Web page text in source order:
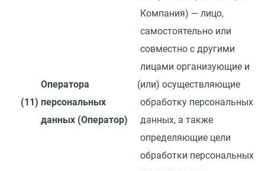
(11)
Оператора
персональных
данных (Оператор)
Компания) — лицо,
самостоятельно или
совместно с другими
лицами организующие и
(или) осуществляющие
обработку персональных
данных, а также
определяющие цели
обработки персональных